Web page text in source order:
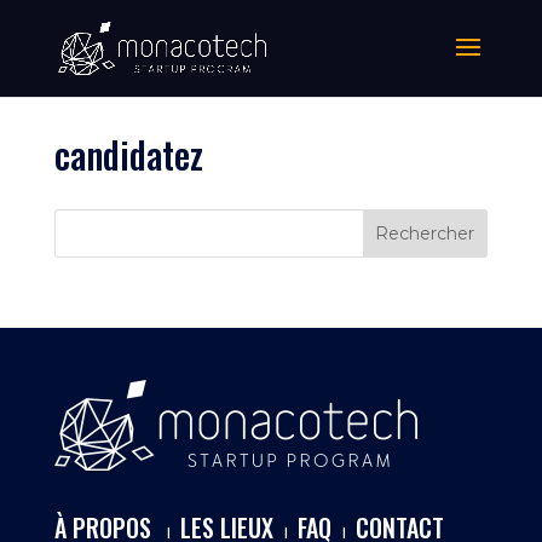
candidatez
À PROPOS I LES LIEUXI FAQ I CONTACT